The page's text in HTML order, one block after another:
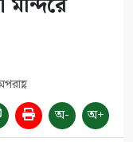
অ- অ+